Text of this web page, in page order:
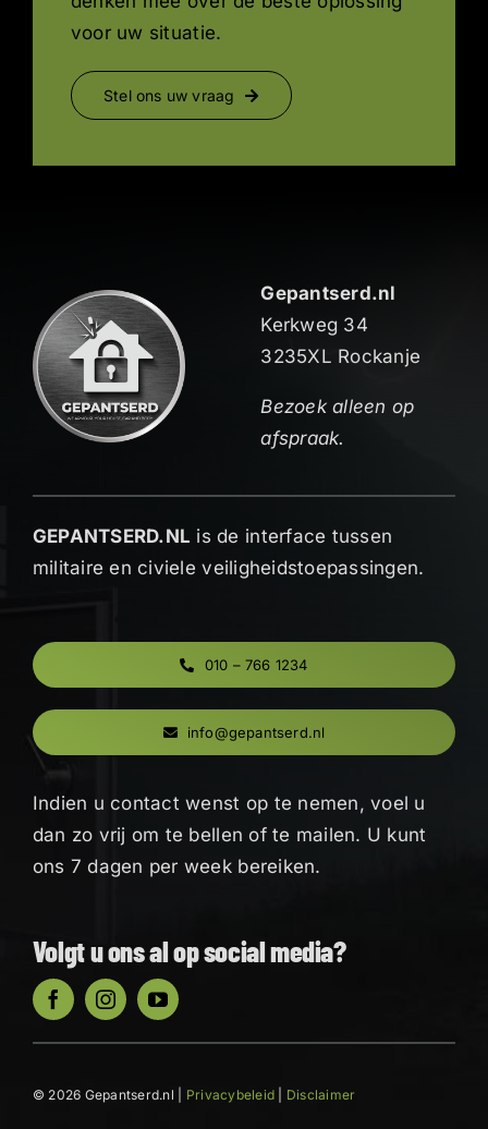
voor uw situatie.
Stel ons uw vraag
Gepantserd.nl
Kerkweg 34
3235XL Rockanje
Bezoek alleen op
afspraak.
GEPANTSERD.NL is de interface tussen
militaire en civiele veiligheidstoepassingen.
010 – 766 1234
info@gepantserd.nl
Indien u contact wenst op te nemen, voel u
dan zo vrij om te bellen of te mailen. U kunt
ons 7 dagen per week bereiken.
Volgt u ons al op social media?
© 2026 Gepantserd.nl | Privacybeleid Disclaimer